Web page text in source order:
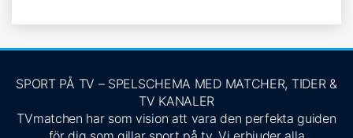
SPORT PÅ TV – SPELSCHEMA MED MATCHER, TIDER &
TV KANALER
TVmatchen har som vision att vara den perfekta guiden